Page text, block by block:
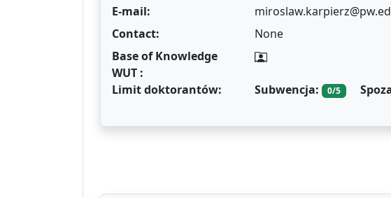
E-mail:
Contact:
None
Base of Knowledge
WUT :
Limit doktorantów:
Subwencja: 0/5